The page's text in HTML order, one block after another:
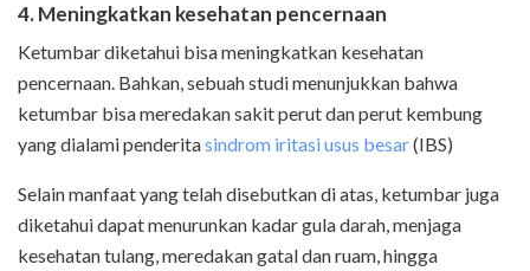
4. Meningkatkan kesehatan pencernaan
Ketumbar diketahui bisa meningkatkan kesehatan
pencernaan. Bahkan, sebuah studi menunjukkan bahwa
ketumbar bisa meredakan sakit perut dan perut kembung
yang dialami penderitasindrom iritasi usus besar(IBS)
Selain manfaat yang telah disebutkan di atas, ketumbar juga
diketahui dapat menurunkan kadar gula darah, menjaga
kesehatan tulang, meredakan gatal dan ruam, hingga